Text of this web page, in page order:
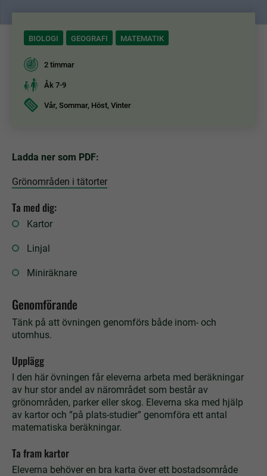
BIOLOGI GEOGRAFI MATEMATIK
2 timmar
Åk 7-9
Vår, Sommar, Höst, Vinter
Ladda ner som PDF:
Grönområden i tätorter
Ta med dig:
Kartor
Linjal
Miniräknare
Genomförande
Tänk på att övningen genomförs både inom- och
utomhus.
Upplägg
I den här övningen får eleverna arbeta med beräkningar
av hur stor andel av närområdet som består av
grönområden, parker eller skog. Eleverna ska med hjälp
av kartor och ­”på plats-studier” genomföra ett antal
matematiska beräkningar.
Ta fram kartor
Eleverna behöver en bra karta över ett bostadsområde